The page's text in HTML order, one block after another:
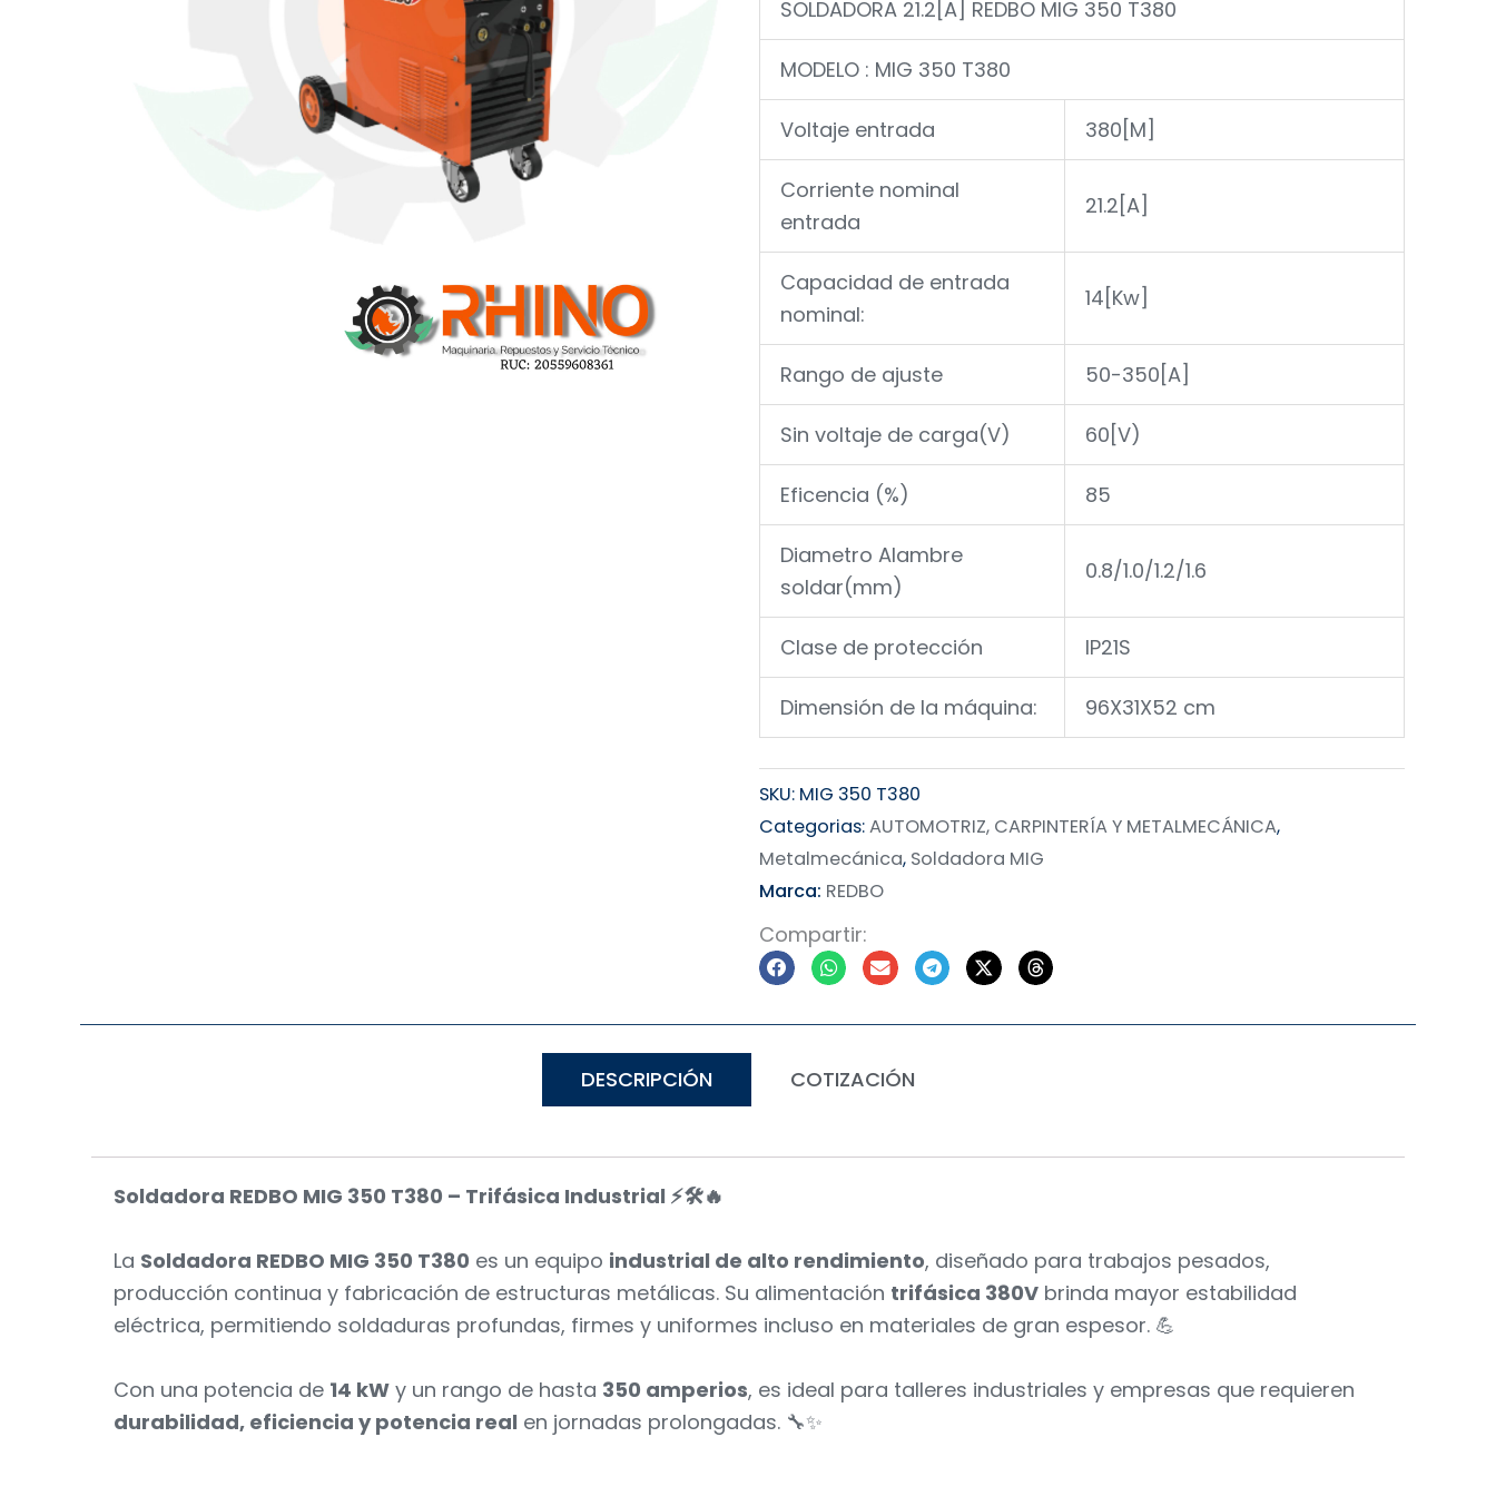
SOLDADORA 21.2[A] REDBO MIG 350 T380
MODELO : MIG 350 T380
Voltaje entrada 380[M]
Corriente nominal
entrada
21.2[A]
Capacidad de entrada
nominal:
14[Kw]
Rango de ajuste 50-350[A]
Sin voltaje de carga(V) 60[V)
Eficencia (%) 85
Diametro Alambre
soldar(mm)
0.8/1.0/1.2/1.6
Clase de protección IP21S
Dimensión de la máquina: 96X31X52 cm
SKU: MIG 350 T380
Categorias:AUTOMOTRIZ, CARPINTERÍA Y METALMECÁNICA,
Metalmecánica, Soldadora MIG
Marca: REDBO
Compartir:
DESCRIPCIÓN COTIZACIÓN
Soldadora REDBO MIG 350 T380 – Trifásica Industrial ⚡🛠️🔥
La Soldadora REDBO MIG 350 T380 es un equipo industrial de alto rendimiento, diseñado para trabajos pesados,
producción continua y fabricación de estructuras metálicas. Su alimentación trifásica 380V brinda mayor estabilidad
eléctrica, permitiendo soldaduras profundas, firmes y uniformes incluso en materiales de gran espesor. 💪
Con una potencia de 14 kW y un rango de hasta 350 amperios, es ideal para talleres industriales y empresas que requieren
durabilidad, eficiencia y potencia real en jornadas prolongadas. 🔧✨